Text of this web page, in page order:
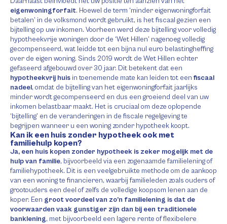
eigenwoningforfait. Hoewel de term ‘minder eigenwoningforfait
betalen’ in de volksmond wordt gebruikt, is het fiscaal gezien een
bijtelling op uw inkomen. Voorheen werd deze bijtelling voor volledig
hypotheekvrije woningen door de ‘Wet Hillen’ nagenoeg volledig
gecompenseerd, wat leidde tot een bijna nul euro belastingheffing
over de eigen woning. Sinds 2019 wordt de Wet Hillen echter
gefaseerd afgebouwd over 30 jaar. Dit betekent dat een
hypotheekvrij huis in toenemende mate kan leiden tot een fiscaal
nadeel, omdat de bijtelling van het eigenwoningforfait jaarlijks
minder wordt gecompenseerd en dus een groeiend deel van uw
inkomen belastbaar maakt. Het is cruciaal om deze oplopende
‘bijtelling’ en de veranderingen in de fiscale regelgeving te
begrijpen wanneer u een woning zonder hypotheek koopt.
Kan ik een huis zonder hypotheek ook met
familiehulp kopen?
Ja, een huis kopen zonder hypotheek is zeker mogelijk met de
hulp van familie, bijvoorbeeld via een zogenaamde familielening of
familiehypotheek. Dit is een veelgebruikte methode om de aankoop
van een woning te financieren, waarbij familieleden zoals ouders of
grootouders een deel of zelfs de volledige koopsom lenen aan de
koper. Een groot voordeel van zo’n familielening is dat de
voorwaarden vaak gunstiger zijn dan bij een traditionele
banklening, met bijvoorbeeld een lagere rente of flexibelere